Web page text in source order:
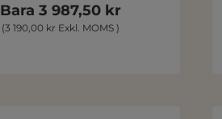
Bara 3 987,50 kr
(3 190,00 kr Exkl. MOMS )